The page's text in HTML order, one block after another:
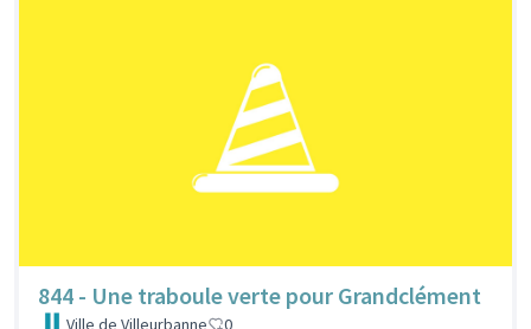
844 - Une traboule verte pour Grandclément
Ville de Villeurbanne 0